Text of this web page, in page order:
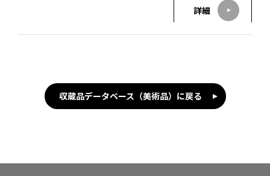
詳細
収蔵品データベース（美術品）に戻る